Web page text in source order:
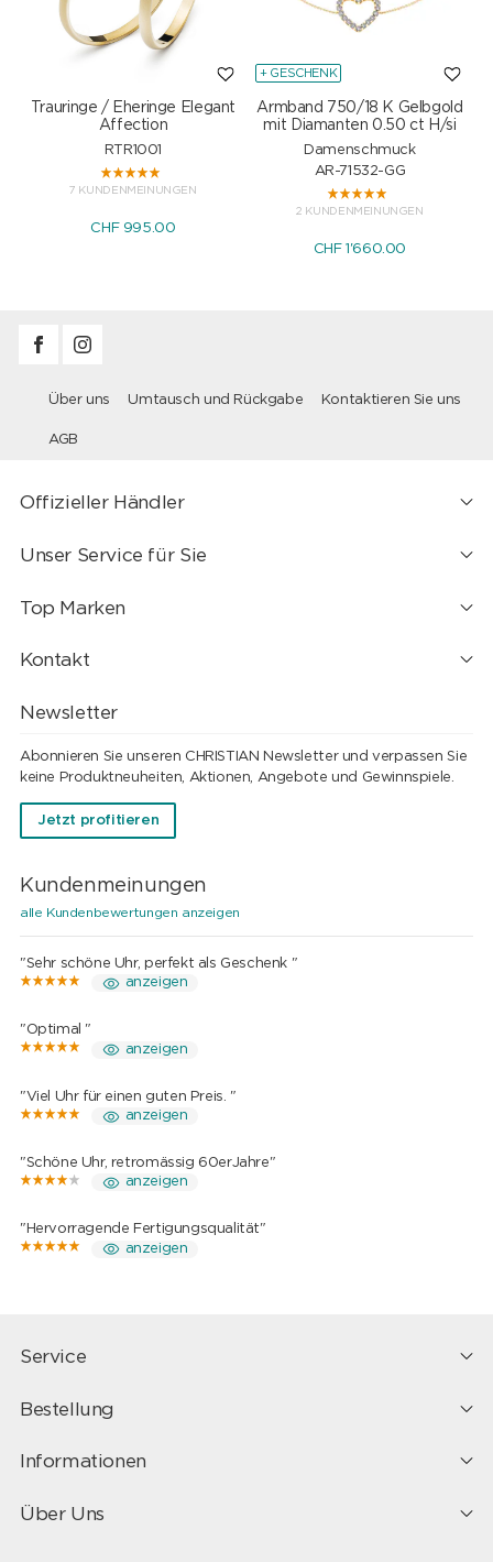
Trauringe / Eheringe Elegant
Affection
RTR1001
7 KUNDENMEINUNGEN
CHF 995.00
+ GESCHENK
Armband 750/18 K Gelbgold
mit Diamanten 0.50 ct H/si
Damenschmuck
AR-71532-GG
2 KUNDENMEINUNGEN
CHF 1'660.00
Über uns Umtausch und Rückgabe Kontaktieren Sie uns
AGB
Offizieller Händler
Unser Service für Sie
Top Marken
Kontakt
Newsletter
Abonnieren Sie unseren CHRISTIAN Newsletter und verpassen Sie
keine Produktneuheiten, Aktionen, Angebote und Gewinnspiele.
Jetzt profitieren
Kundenmeinungen
alle Kundenbewertungen anzeigen
"Sehr schöne Uhr, perfekt als Geschenk "
anzeigen
"Optimal "
anzeigen
"Viel Uhr für einen guten Preis. "
anzeigen
"Schöne Uhr, retromässig 60erJahre"
anzeigen
"Hervorragende Fertigungsqualität"
anzeigen
Service
Bestellung
Informationen
Über Uns